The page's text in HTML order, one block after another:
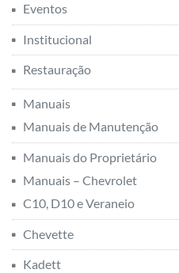
Eventos
Institucional
Restauração
Manuais
Manuais de Manutenção
Manuais do Proprietário
Manuais – Chevrolet
C10, D10 e Veraneio
Chevette
Kadett